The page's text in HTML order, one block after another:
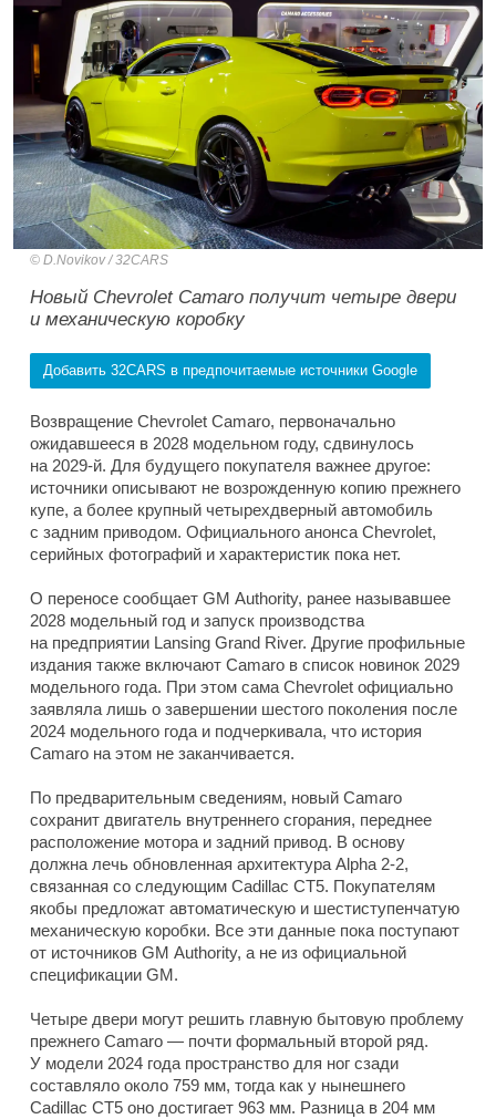
D.Novikov / 32CARS
Новый Chevrolet Camaro получит четыре двери
и механическую коробку
Добавить 32CARS в предпочитаемые источники Google
Возвращение Chevrolet Camaro, первоначально
ожидавшееся в 2028 модельном году, сдвинулось
на 2029-й. Для будущего покупателя важнее другое:
источники описывают не возрожденную копию прежнего
купе, а более крупный четырехдверный автомобиль
с задним приводом. Официального анонса Chevrolet,
серийных фотографий и характеристик пока нет.
О переносе сообщает GM Authority, ранее называвшее
2028 модельный год и запуск производства
на предприятии Lansing Grand River. Другие профильные
издания также включают Camaro в список новинок 2029
модельного года. При этом сама Chevrolet официально
заявляла лишь о завершении шестого поколения после
2024 модельного года и подчеркивала, что история
Camaro на этом не заканчивается.
По предварительным сведениям, новый Camaro
сохранит двигатель внутреннего сгорания, переднее
расположение мотора и задний привод. В основу
должна лечь обновленная архитектура Alpha 2-2,
связанная со следующим Cadillac CT5. Покупателям
якобы предложат автоматическую и шестиступенчатую
механическую коробки. Все эти данные пока поступают
от источников GM Authority, а не из официальной
спецификации GM.
Четыре двери могут решить главную бытовую проблему
прежнего Camaro — почти формальный второй ряд.
У модели 2024 года пространство для ног сзади
составляло около 759 мм, тогда как у нынешнего
Cadillac CT5 оно достигает 963 мм. Разница в 204 мм